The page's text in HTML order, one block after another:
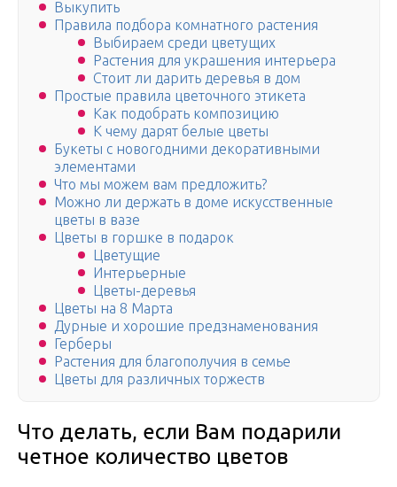
Выкупить
Правила подбора комнатного растения
Выбираем среди цветущих
Растения для украшения интерьера
Стоит ли дарить деревья в дом
Простые правила цветочного этикета
Как подобрать композицию
К чему дарят белые цветы
Букеты с новогодними декоративными
элементами
Что мы можем вам предложить?
Можно ли держать в доме искусственные
цветы в вазе
Цветы в горшке в подарок
Цветущие
Интерьерные
Цветы-деревья
Цветы на 8 Марта
Дурные и хорошие предзнаменования
Герберы
Растения для благополучия в семье
Цветы для различных торжеств
Что делать, если Вам подарили
четное количество цветов